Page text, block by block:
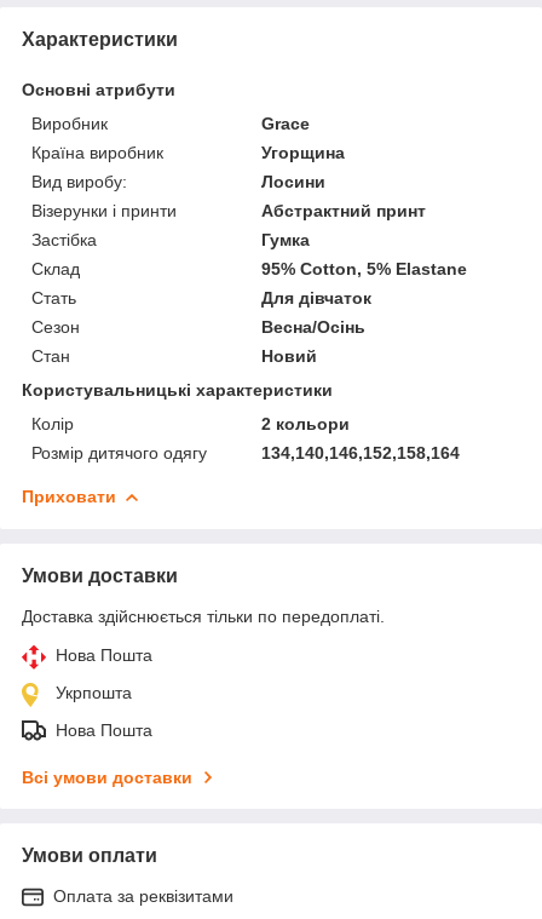
Характеристики
Основні атрибути
Виробник
Grace
Країна виробник
Угорщина
Вид виробу:
Лосини
Візерунки і принти
Абстрактний принт
Застібка
Гумка
Склад
95% Cotton, 5% Elastane
Стать
Для дівчаток
Сезон
Весна/Осінь
Стан
Новий
Користувальницькі характеристики
Колір
2 кольори
Розмір дитячого одягу
134,140,146,152,158,164
Приховати
Умови доставки
Доставка здійснюється тільки по передоплаті.
Нова Пошта
Укрпошта
Нова Пошта
Всі умови доставки
Умови оплати
Оплата за реквізитами